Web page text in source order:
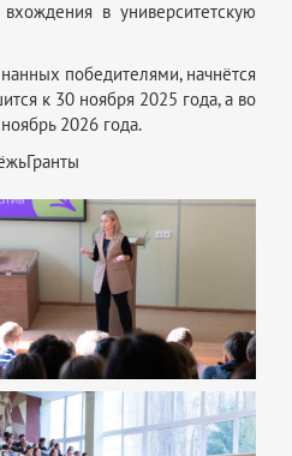
в университетскую
победителями, начнётся
к 30 ноября 2025 года, а во
2026 года.